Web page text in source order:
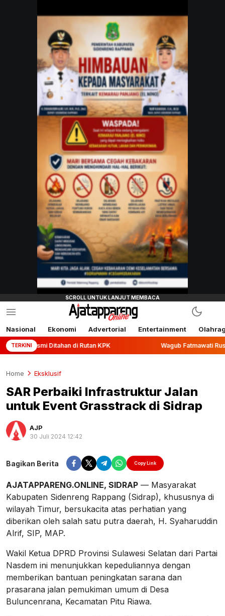
Nasional Ekonomi Advertorial Entertainment
TERKINI
di Rutan KPK Wagub Fatmawati Rusdi Lepas Ekspor
Home Eksklusif
SAR Perbaiki Infrastruktur Jalan
untuk Event Grasstrack di Sidrap
AJP
30 Juli 2024 12:42
Bagikan Berita Copy Link
AJATAPPARENG.ONLINE, SIDRAP — Masyarakat
Kabupaten Sidenreng Rappang (Sidrap), khususnya di
wilayah Timur, bersukacita atas perhatian yang
diberikan oleh salah satu putra daerah, H. Syaharuddin
Alrif, SIP, MAP.
Wakil Ketua DPRD Provinsi Sulawesi Selatan dari Partai
Nasdem ini menunjukkan kepeduliannya dengan
memberikan bantuan peningkatan sarana dan
prasarana jalan pemukiman umum di Desa
Buluncenrana, Kecamatan Pitu Riawa.